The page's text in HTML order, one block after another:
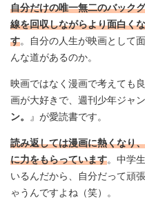
自分だけの唯一無二のバック
線を回収しながらより面白く
す。自分の人生が映画として
んな道があるのか。
映画ではなく漫画で考えても
画が大好きで、週刊少年ジャ
ン。
』が愛読書です。
読み返しては漫画に熱くなり
に力をもらっています。中学
いるんだから、自分だって頑
ゃうんですよね（笑）。